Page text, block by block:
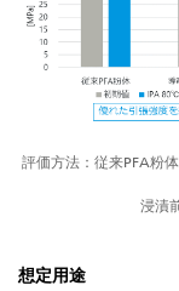
評価方法：従来PFA粉
浸漬
想定用途